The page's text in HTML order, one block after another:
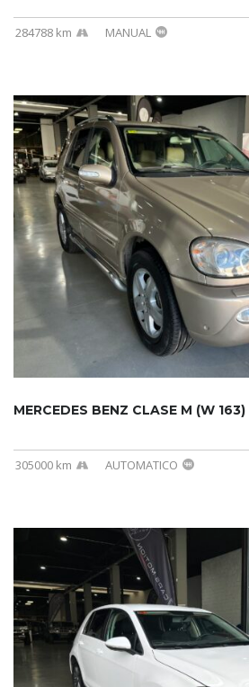
284788 km MANUAL
305000 km AUTOMATICO